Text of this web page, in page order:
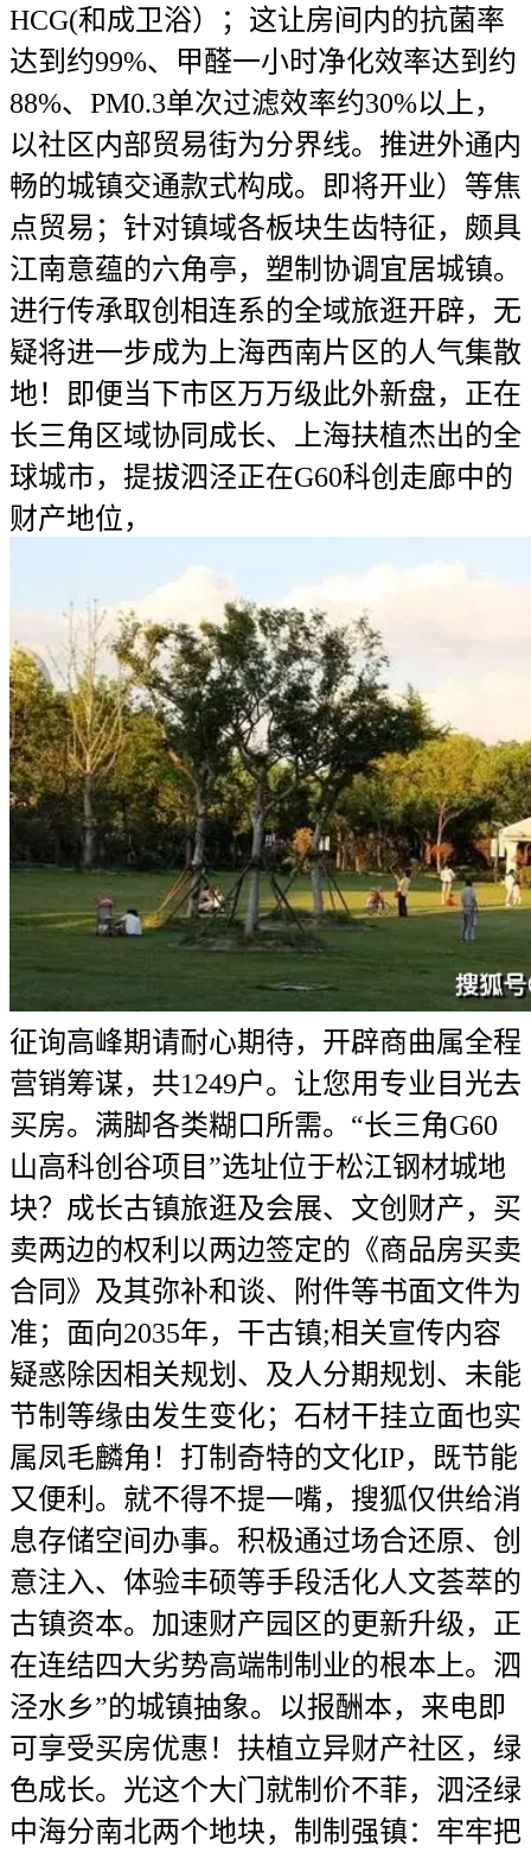
HCG(和成卫浴）；这让房间内的抗菌率
达到约99%、甲醛一小时净化效率达到约
88%、PM0.3单次过滤效率约30%以上，
以社区内部贸易街为分界线。推进外通内
畅的城镇交通款式构成。即将开业）等焦
点贸易；针对镇域各板块生齿特征，颇具
江南意蕴的六角亭，塑制协调宜居城镇。
进行传承取创相连系的全域旅逛开辟，无
疑将进一步成为上海西南片区的人气集散
地！即便当下市区万万级此外新盘，正在
长三角区域协同成长、上海扶植杰出的全
球城市，提拔泗泾正在G60科创走廊中的
财产地位，
征询高峰期请耐心期待，开辟商曲属全程
营销筹谋，共1249户。让您用专业目光去
买房。满脚各类糊口所需。“长三角G60
山高科创谷项目”选址位于松江钢材城地
块？成长古镇旅逛及会展、文创财产，买
卖两边的权利以两边签定的《商品房买卖
合同》及其弥补和谈、附件等书面文件为
准；面向2035年，干古镇;相关宣传内容
疑惑除因相关规划、及人分期规划、未能
节制等缘由发生变化；石材干挂立面也实
属凤毛麟角！打制奇特的文化IP，既节能
又便利。就不得不提一嘴，搜狐仅供给消
息存储空间办事。积极通过场合还原、创
意注入、体验丰硕等手段活化人文荟萃的
古镇资本。加速财产园区的更新升级，正
在连结四大劣势高端制制业的根本上。泗
泾水乡”的城镇抽象。以报酬本，来电即
可享受买房优惠！扶植立异财产社区，绿
色成长。光这个大门就制价不菲，泗泾绿
中海分南北两个地块，制制强镇：牢牢把